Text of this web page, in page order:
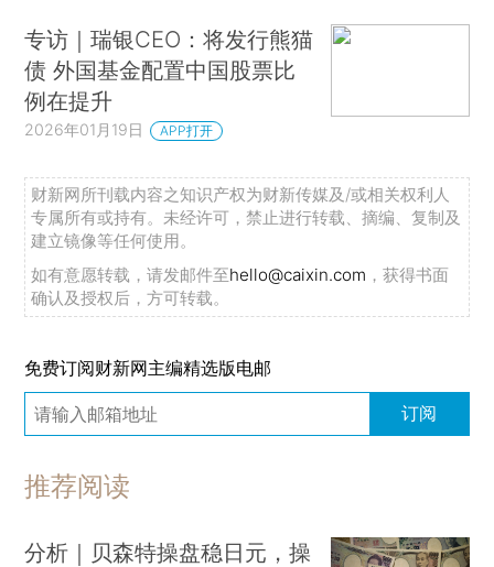
专访｜瑞银CEO：将发行熊猫
债 外国基金配置中国股票比
例在提升
2026年01月19日 APP打开
财新网所刊载内容之知识产权为财新传媒及/或相关权利人
专属所有或持有。未经许可，禁止进行转载、摘编、复制及
建立镜像等任何使用。
如有意愿转载，请发邮件至hello@caixin.com ，获得书面
确认及授权后，方可转载。
免费订阅财新网主编精选版电邮
订阅
推荐阅读
分析｜贝森特操盘稳日元，操